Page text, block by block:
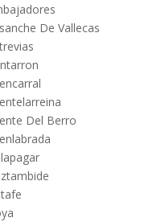
De Vallecas
Del Berro